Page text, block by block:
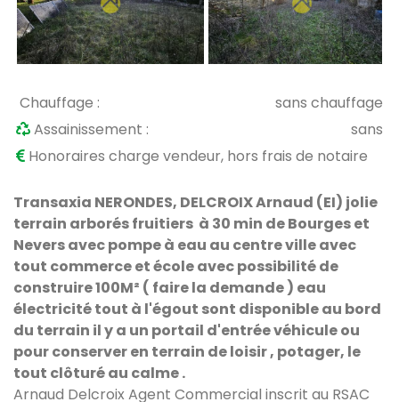
Chauffage :
sans chauffage
Assainissement :
sans
Honoraires charge vendeur, hors frais de notaire
Transaxia NERONDES, DELCROIX Arnaud (EI) jolie
terrain arborés fruitiers à 30 min de Bourges et
Nevers avec pompe à eau au centre ville avec
tout commerce et école avec possibilité de
construire 100M² ( faire la demande ) eau
électricité tout à l'égout sont disponible au bord
du terrain il y a un portail d'entrée véhiculeou
pour conserver en terrain de loisir , potager, le
tout clôturé au calme .
Arnaud Delcroix Agent Commercial inscrit au RSAC